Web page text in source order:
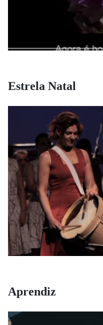
Estrela Natal
Aprendiz